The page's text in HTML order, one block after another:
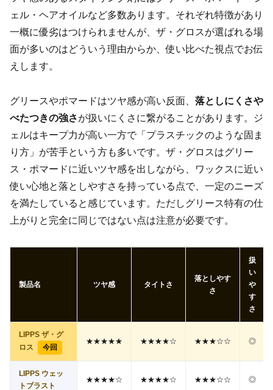
ェル・ヘアオイルなど多数あります。それぞれ特徴があり
一概に優劣はつけられませんが、ザ・グロスが選ばれる場
面が多いのはどういう理由からか、使い比べた視点でお伝
えします。
グリースやポマードはツヤ感が高い反面、 落としにくさや
べたつきの強さが扱いにくさに繋がることがあります。ジ
ェルはキープ力が高い一方で「プラスチックのような固ま
り方」が苦手という方も多いです。ザ・グロスはグリー
ス・ポマードに近いツヤ感を出しながら、ワックスに近い
使い心地と落としやすさを持っている点で、一定のニーズ
を満たしていると感じています。ただしグリース特有の仕
上がりと完全に同じではない点は注意が必要です。
製品名 ツヤ感 タイトさ
落としやす
さ
扱
い
や
す
さ
LIPPS ザ・グ
ロス
今回
★★★★★ ★★★★☆ ★★★☆☆ ◎
LIPPS ウェッ
トブラスト
★★★★☆ ★★★★☆ ★★★☆☆ ◎